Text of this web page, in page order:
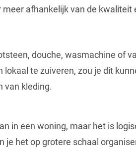
afhankelijk van de kwaliteit
douche, wasmachine of
te zuiveren, zou je dit
van kleding.
in een woning, maar het is
je het op grotere schaal